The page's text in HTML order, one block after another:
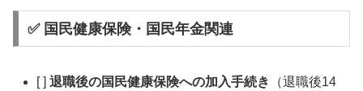
✅ 国民健康保険・国民年金関連
[ ]退職後の国民健康保険への加入手続き
（退職後14